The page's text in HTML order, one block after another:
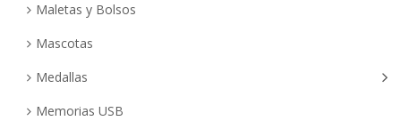
Maletas y Bolsos
Mascotas
Medallas
Memorias USB